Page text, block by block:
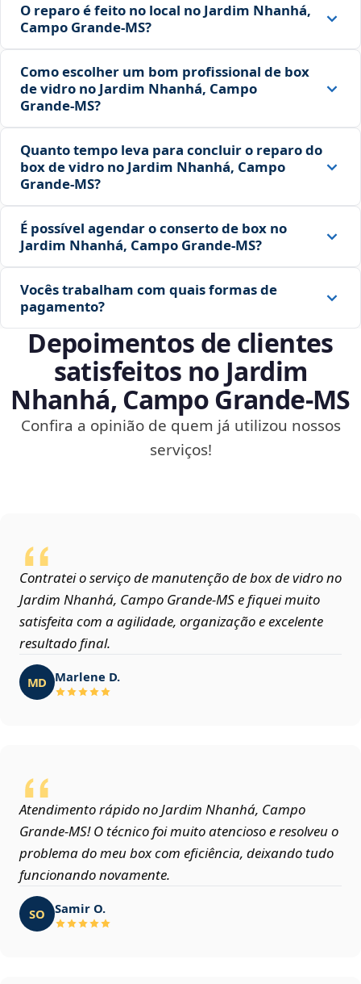
O reparo é feito no local no Jardim Nhanhá,
Campo Grande‑MS?
Como escolher um bom profissional de box
de vidro no Jardim Nhanhá, Campo
Grande‑MS?
Quanto tempo leva para concluir o reparo do
box de vidro no Jardim Nhanhá, Campo
Grande‑MS?
É possível agendar o conserto de box no
Jardim Nhanhá, Campo Grande‑MS?
Vocês trabalham com quais formas de
pagamento?
Depoimentos de clientes
satisfeitos no Jardim
Nhanhá, Campo Grande‑MS
Confira a opinião de quem já utilizou nossos
serviços!
Contratei o serviço de manutenção de box de vidro no
Jardim Nhanhá, Campo Grande‑MS e fiquei muito
satisfeita com a agilidade, organização e excelente
resultado final.
MD Marlene D.
Atendimento rápido no Jardim Nhanhá, Campo
Grande‑MS! O técnico foi muito atencioso e resolveu o
problema do meu box com eficiência, deixando tudo
funcionando novamente.
SO Samir O.